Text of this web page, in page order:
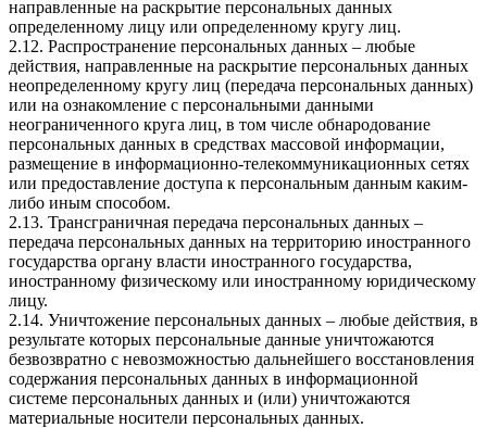
направленные на раскрытие персональных данных
определенному лицу или определенному кругу лиц.
2.12. Распространение персональных данных – любые
действия, направленные на раскрытие персональных данных
неопределенному кругу лиц (передача персональных данных)
или на ознакомление с персональными данными
неограниченного круга лиц, в том числе обнародование
персональных данных в средствах массовой информации,
размещение в информационно-телекоммуникационных сетях
или предоставление доступа к персональным данным каким-
либо иным способом.
2.13. Трансграничная передача персональных данных –
передача персональных данных на территорию иностранного
государства органу власти иностранного государства,
иностранному физическому или иностранному юридическому
лицу.
2.14. Уничтожение персональных данных – любые действия, в
результате которых персональные данные уничтожаются
безвозвратно с невозможностью дальнейшего восстановления
содержания персональных данных в информационной
системе персональных данных и (или) уничтожаются
материальные носители персональных данных.